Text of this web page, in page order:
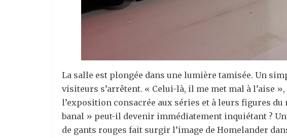
La salle est plongée dans une lumière tamisée. Un
visiteurs s’arrêtent. « Celui-là, il me met mal à l’aise
l’exposition consacrée aux séries et à leurs figures
banal » peut-il devenir immédiatement inquiétant ?
de gants rouges fait surgir l’image de Homelander